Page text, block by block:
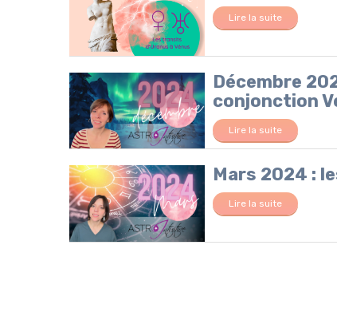
Lire la suite
Décembre
conjonction
Lire la suite
Mars 2024 :
Lire la suite